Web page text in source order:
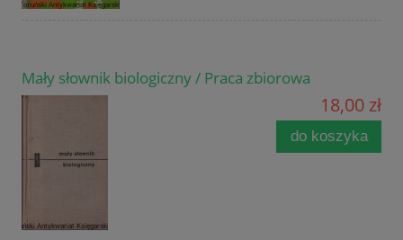
Mały słownik biologiczny / Praca zbiorowa
18,00 zł
do koszyka